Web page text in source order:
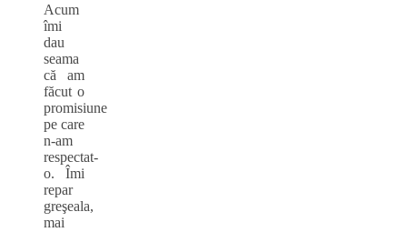
Acum
îmi
dau
seama
că am
făcut o
promisiune
pe care
n-am
respectat-
o. Îmi
repar
greşeala,
mai